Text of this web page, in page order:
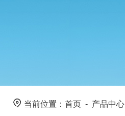
当前位置： 首页 - 产品中心